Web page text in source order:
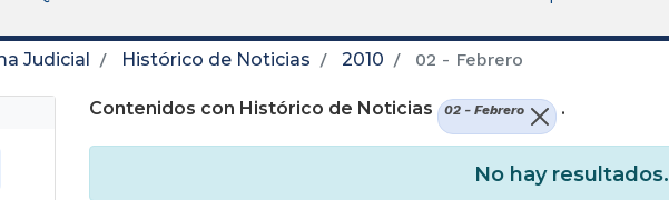
Judicial Histórico de Noticias 2010 02 - Febrero
Contenidos con Histórico de Noticias 02 - Febrero .
No hay resultados.